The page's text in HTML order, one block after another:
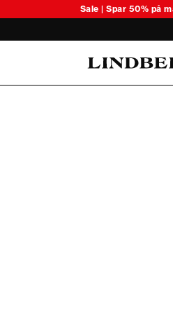
Sale | Spar 50% på